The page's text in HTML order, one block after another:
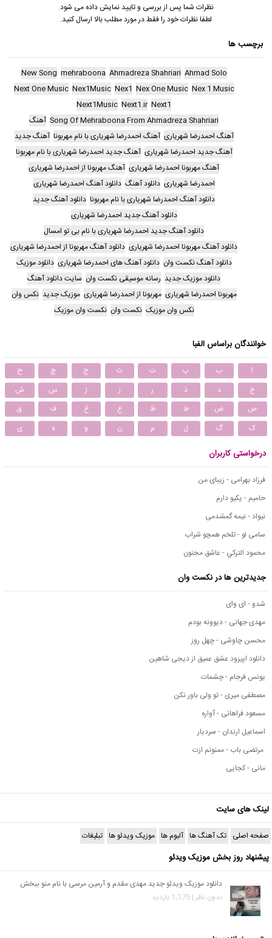
نظرات شما پس از بررسی و تایید نمایش داده می شود.
لطفا نظرات خود را فقط در مورد مطلب بالا ارسال کنید.
برچسب ها
Ahmad Solo
Ahmadreza Shahriari
mehraboona
New Song
Nex 1 Music
Nex One Music
Nex1
Nex1Music
Next One Music
Next1
Next1.ir
Next1Music
Song Of Mehraboona From Ahmadreza Shahriari آهنگ
آهنگ احمدرضا شهریاری آهنگ احمدرضا شهریاری با نام مهربونا آهنگ جدید
آهنگ جدید احمدرضا شهریاری آهنگ جدید احمدرضا شهریاری با نام مهربونا
آهنگ مهربونا احمدرضا شهریاری آهنگ مهربونا از احمدرضا شهریاری
احمدرضا شهریاری دانلود آهنگ دانلود آهنگ احمدرضا شهریاری
دانلود آهنگ احمدرضا شهریاری با نام مهربونا دانلود آهنگ جدید
دانلود آهنگ جدید احمدرضا شهریاری
دانلود آهنگ جدید احمدرضا شهریاری با نام بی تو امسال
دانلود آهنگ مهربونا احمدرضا شهریاری دانلود آهنگ مهربونا از احمدرضا شهریاری
دانلود آهنگ نکست وان دانلود آهنگ های احمدرضا شهریاری دانلود موزیک
دانلود موزیک جدید رسانه موسیقی نکست وان سایت دانلود آهنگ
مهربونا احمدرضا شهریاری مهربونا از احمدرضا شهریاری موزیک جدید نکس وان
نکس وان موزیک نکست وان نکست وان موزیک
خوانندگان براساس الفبا
ا ب پ ت ث ج چ
ح
خ
د ذ ر ز ژ س
ش
ص
ض ط ظ ع غ ف
ق
ک
گ ل م ن و ه ی
درخواستی کاربران
فرزاد بهرامی - زیبای من
حامیم - یکیو دارم
نیواد - نیمه گمشدمی
سامی لو - تلخم همچو شراب
محمود التركي - عاشق مجنون
جدیدترین ها در نکست وان
شدو - ای وای
مهدی جهانی - دیوونه بودم
محسن چاوشی - چهل روز
دانلود اپیزود عشق عمیق از دیجی شاهین
یونس فرجام - چشمات
مصطفی میری - تو ولی باور نکن
مسعود فراهانی - آواره
اسماعیل ارندان - سردیار
مرتضی باب - ممنونم ازت
مانی - کجایی
لینک های سایت
صفحه اصلی تک آهنگ ها آلبوم ها موزیک ویدئو ها تبلیغات
پیشنهاد روز بخش موزیک ویدئو
دانلود موزیک ویدئو جدید مهدی مقدم و آرمین مرسی با نام منو ببخش
بدون نظر | 1,175 بازدید